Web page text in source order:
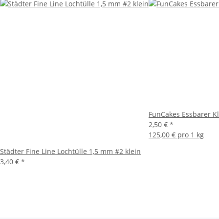
Städter Fine Line Lochtülle 1,5 mm #2 klein
3,40 € *
FunCakes Essbarer
2,50 € *
125,00 € pro 1 kg